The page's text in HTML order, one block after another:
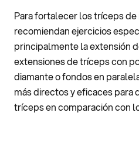
Para fortalecer los tríceps
recomiendan ejercicios
principalmente la extensión
extensiones de tríceps con
diamante o fondos en
más directos y eficaces
tríceps en comparación con